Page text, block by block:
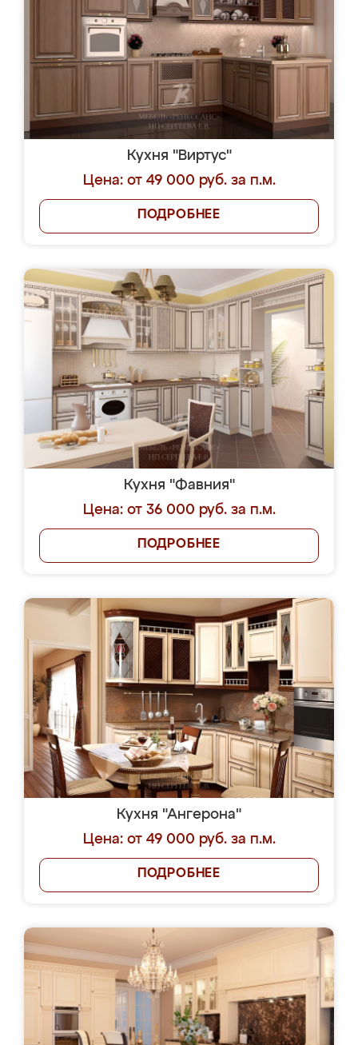
Кухня "Виртус"
Цена: от 49 000 руб. за п.м.
ПОДРОБНЕЕ
Кухня "Фавния"
Цена: от 36 000 руб. за п.м.
ПОДРОБНЕЕ
Кухня "Ангерона"
Цена: от 49 000 руб. за п.м.
ПОДРОБНЕЕ